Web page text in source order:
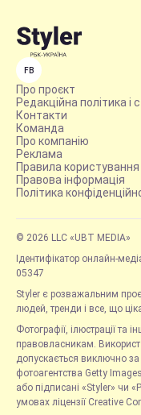
FB
Про проєкт
Редакційна політика і
Контакти
Команда
Про компанію
Реклама
Правила користування
Правова інформація
Політика
© 2026 LLC «UBT MEDIA»
Ідентифікатор онлайн-
05347
Styler є розважальним
людей, тренди і все, що
Фотографії, ілюстрації та
правовласникам.
допускається виключно
фотоагентства Getty
або підписані «Styler» чи
умовах ліцензії Creative